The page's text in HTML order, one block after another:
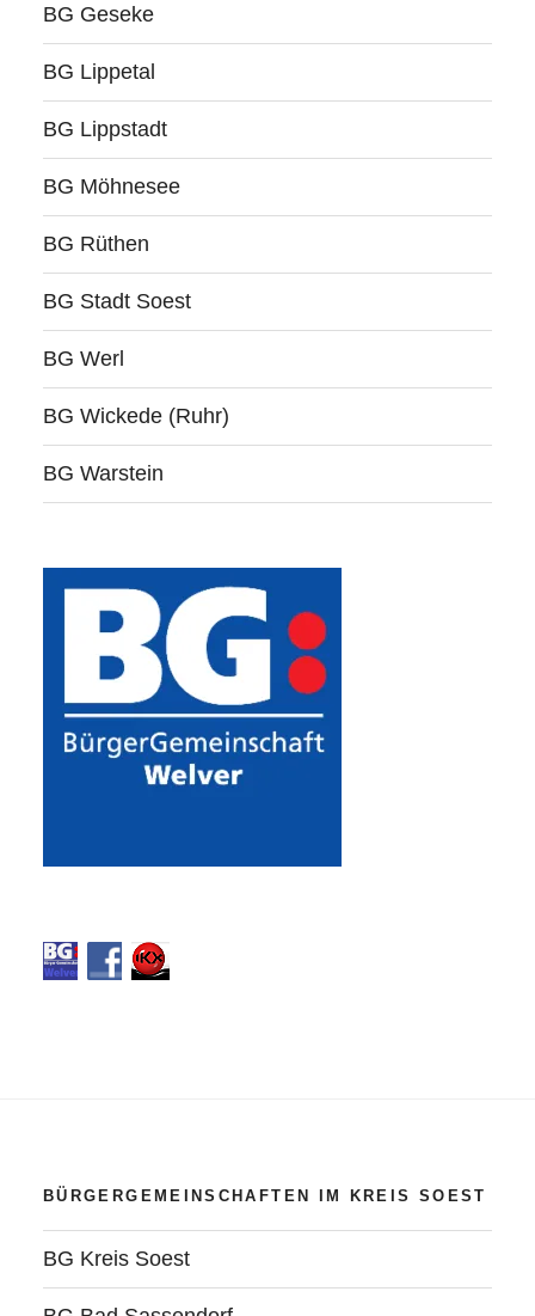
BG Geseke
BG Lippetal
BG Lippstadt
BG Möhnesee
BG Rüthen
BG Stadt Soest
BG Werl
BG Wickede (Ruhr)
BG Warstein
BÜRGERGEMEINSCHAFTEN IM KREIS SOEST
BG Kreis Soest